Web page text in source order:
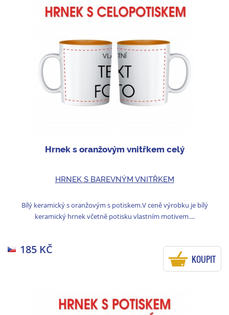
Hrnek s oranžovým vnitřkem celý
HRNEK S BAREVNÝM VNITŘKEM
Bílý keramický s oranžovým s potiskem.V ceně výrobku je bílý
keramický hrnek včetně potisku vlastním motivem....
185 KČ
KOUPIT